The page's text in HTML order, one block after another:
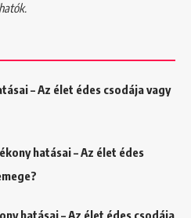
– Az élet édes csodája vagy
hatásai – Az élet édes
hatásai – Az élet édes csodája